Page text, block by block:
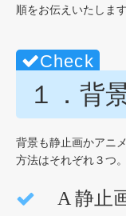
順をお伝えいたします
１．背
背景も静止画かアニ
方法はそれぞれ３つ。
A 静止